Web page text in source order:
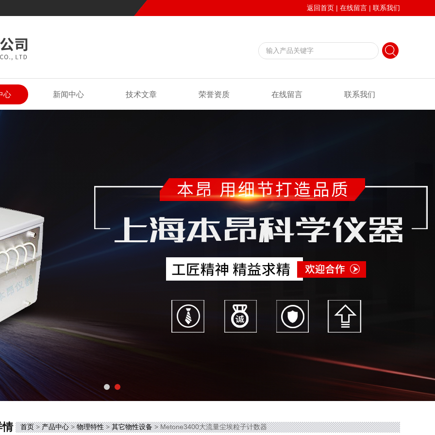
返回首页 | 在线留言 | 联系我们
心 新闻中心 技术文章 荣誉资质 在线留言 联系我们
情 首页>产品中心>物理特性>其它物性设备> Metone3400大流量尘埃粒子计数器